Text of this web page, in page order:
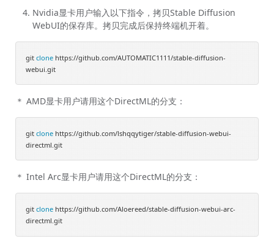
Nvidia显卡用户输入以下指令，拷贝Stable Diffusion
WebUI的保存库。拷贝完成后保持终端机开着。
git clone https://github.com/AUTOMATIC1111/stable-diffusion-
webui.git
＊ AMD显卡用户请用这个DirectML的分支：
git clone https://github.com/lshqqytiger/stable-diffusion-webui-
directml.git
＊ Intel Arc显卡用户请用这个DirectML的分支：
git clone https://github.com/Aloereed/stable-diffusion-webui-arc-
directml.git